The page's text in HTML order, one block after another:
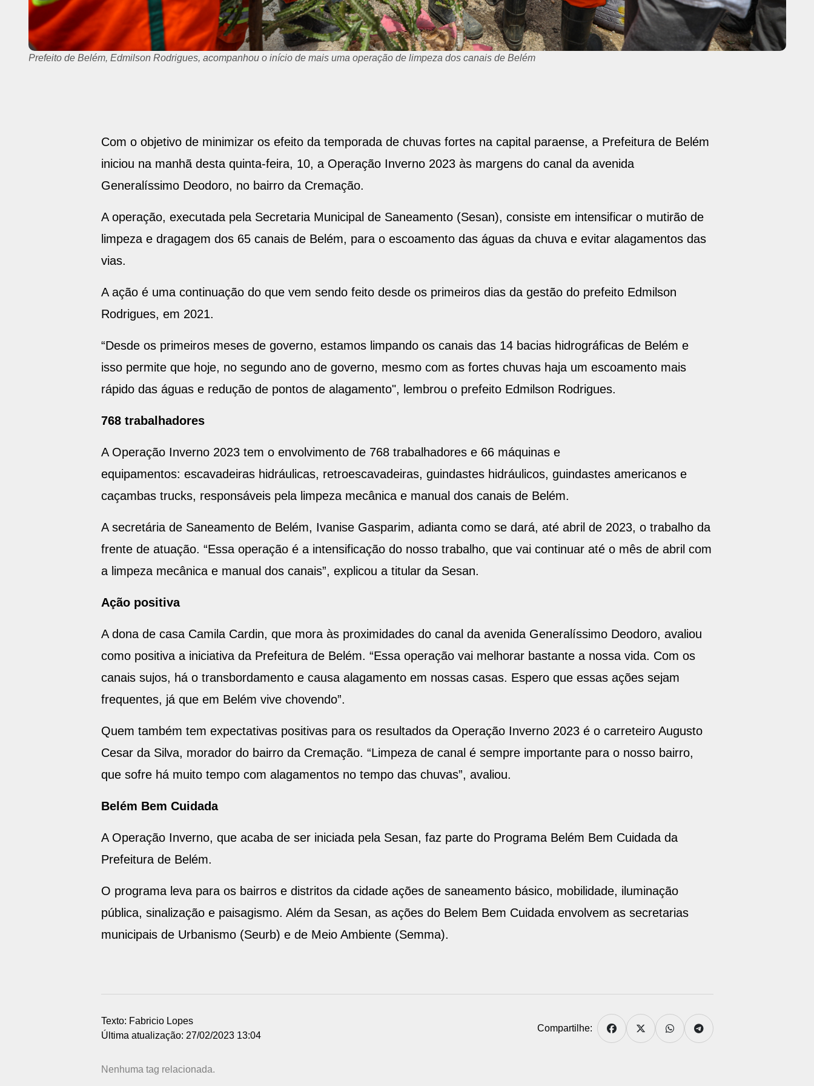
Prefeito de Belém, Edmilson Rodrigues, e a secretária da Sesan, Ivanise Gasparim, acompanharam o início da operação
Com o objetivo de minimizar os efeito da temporada de chuvas fortes na capital paraense, a Prefeitura de Belém
iniciou na manhã desta quinta-feira, 10, a Operação Inverno 2023 às margens do canal da avenida
Generalíssimo Deodoro, no bairro da Cremação.
A operação, executada pela Secretaria Municipal de Saneamento (Sesan), consiste em intensificar o mutirão de
limpeza e dragagem dos 65 canais de Belém, para o escoamento das águas da chuva e evitar alagamentos das
vias.
A ação é uma continuação do que vem sendo feito desde os primeiros dias da gestão do prefeito Edmilson
Rodrigues, em 2021.
“Desde os primeiros meses de governo, estamos limpando os canais das 14 bacias hidrográficas de Belém e
isso permite que hoje, no segundo ano de governo, mesmo com as fortes chuvas haja um escoamento mais
rápido das águas e redução de pontos de alagamento", lembrou o prefeito Edmilson Rodrigues.
768 trabalhadores
A Operação Inverno 2023 tem o envolvimento de 768 trabalhadores e 66 máquinas e
equipamentos: escavadeiras hidráulicas, retroescavadeiras, guindastes hidráulicos, guindastes americanos e
caçambas trucks, responsáveis pela limpeza mecânica e manual dos canais de Belém.
A secretária de Saneamento de Belém, Ivanise Gasparim, adianta como se dará, até abril de 2023, o trabalho da
frente de atuação. “Essa operação é a intensificação do nosso trabalho, que vai continuar até o mês de abril com
a limpeza mecânica e manual dos canais”, explicou a titular da Sesan.
Ação positiva
A dona de casa Camila Cardin, que mora às proximidades do canal da avenida Generalíssimo Deodoro, avaliou
como positiva a iniciativa da Prefeitura de Belém. “Essa operação vai melhorar bastante a nossa vida. Com os
canais sujos, há o transbordamento e causa alagamento em nossas casas. Espero que essas ações sejam
frequentes, já que em Belém vive chovendo”.
Quem também tem expectativas positivas para os resultados da Operação Inverno 2023 é o carreteiro Augusto
Cesar da Silva, morador do bairro da Cremação. “Limpeza de canal é sempre importante para o nosso bairro,
que sofre há muito tempo com alagamentos no tempo das chuvas”, avaliou.
Belém Bem Cuidada
A Operação Inverno, que acaba de ser iniciada pela Sesan, faz parte do Programa Belém Bem Cuidada da
Prefeitura de Belém.
O programa leva para os bairros e distritos da cidade ações de saneamento básico, mobilidade, iluminação
pública, sinalização e paisagismo. Além da Sesan, as ações do Belem Bem Cuidada envolvem as secretarias
municipais de Urbanismo (Seurb) e de Meio Ambiente (Semma).
Texto: Fabricio Lopes
Última atualização: 27/02/2023 13:04
Compartilhe:
Nenhuma tag relacionada.